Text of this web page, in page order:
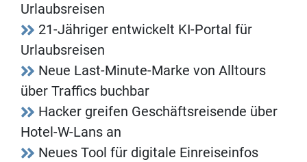
Urlaubsreisen
21-Jähriger entwickelt KI-Portal für
Urlaubsreisen
Neue Last-Minute-Marke von Alltours
über Traffics buchbar
Hacker greifen Geschäftsreisende über
Hotel-W-Lans an
Neues Tool für digitale Einreiseinfos